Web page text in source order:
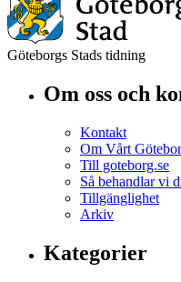
Göteborgs Stads tidning
Om oss och
Kontakt
Om Vårt
Till goteborg.se
Så behandlar vi
Tillgänglighet
Arkiv
Kategorier